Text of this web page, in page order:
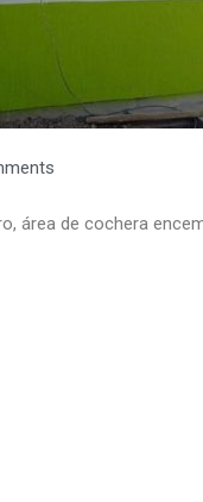
área de cochera